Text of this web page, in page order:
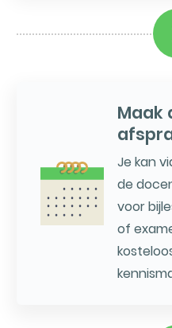
Maak
Je kan
de
voor
of